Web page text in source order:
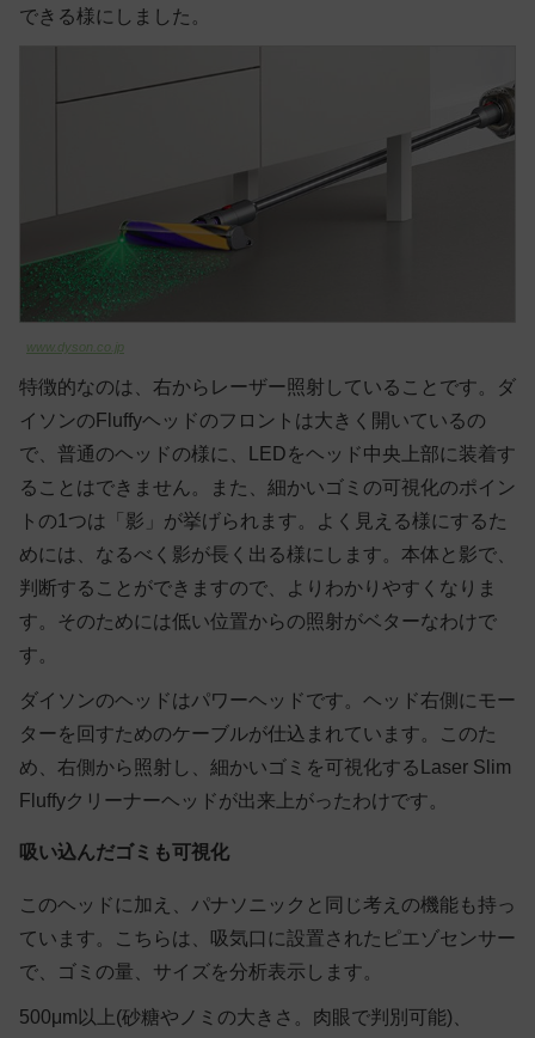
できる様にしました。
www.dyson.co.jp
特徴的なのは、右からレーザー照射していることです。ダ
イソンのFluffyヘッドのフロントは大きく開いているの
で、普通のヘッドの様に、LEDをヘッド中央上部に装着す
ることはできません。また、細かいゴミの可視化のポイン
トの1つは「影」が挙げられます。よく見える様にするた
めには、なるべく影が長く出る様にします。本体と影で、
判断することができますので、よりわかりやすくなりま
す。そのためには低い位置からの照射がベターなわけで
す。
ダイソンのヘッドはパワーヘッドです。ヘッド右側にモー
ターを回すためのケーブルが仕込まれています。このた
め、右側から照射し、細かいゴミを可視化するLaser Slim
Fluffyクリーナーヘッドが出来上がったわけです。
吸い込んだゴミも可視化
このヘッドに加え、パナソニックと同じ考えの機能も持っ
ています。こちらは、吸気口に設置されたピエゾセンサー
で、ゴミの量、サイズを分析表示します。
500μm以上(砂糖やノミの大きさ。肉眼で判別可能)、